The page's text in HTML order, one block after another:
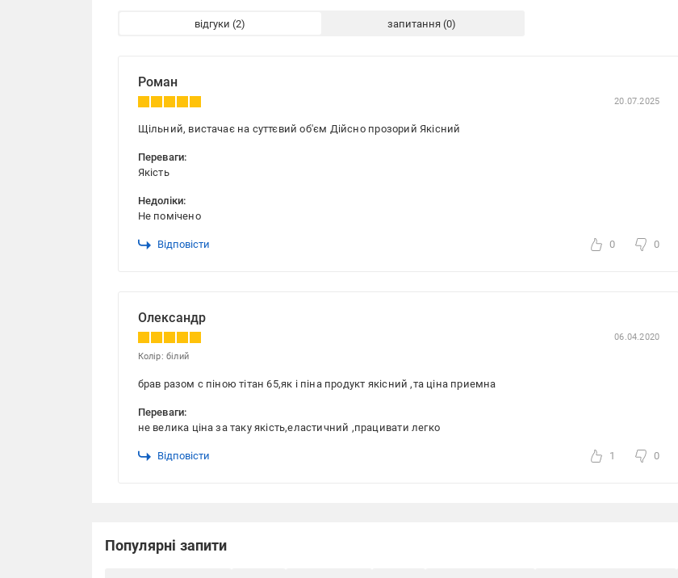
відгуки запитання
Роман
20.07.2025
Щільний, вистачає на суттєвий об'єм Дійсно прозорий Якісний
Переваги:
Якість
Недоліки:
Не помічено
Відповісти 0 0
Олександр
06.04.2020
Колір: білий
брав разом с піною тітан 65,як і піна продукт якісний ,та ціна приемна
Переваги:
не велика ціна за таку якість,еластичний ,працивати легко
Відповісти 1 0
Популярні запити